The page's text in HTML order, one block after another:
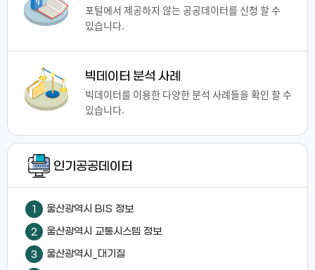
포털에서 제공하지 않는 공공데이터를 신청 할 수
있습니다.
빅데이터 분석 사례
빅데이터를 이용한 다양한 분석 사례들을 확인 할 수
있습니다.
인기공공데이터
1
울산광역시 BIS 정보
2
울산광역시 교통시스템 정보
3
울산광역시_대기질